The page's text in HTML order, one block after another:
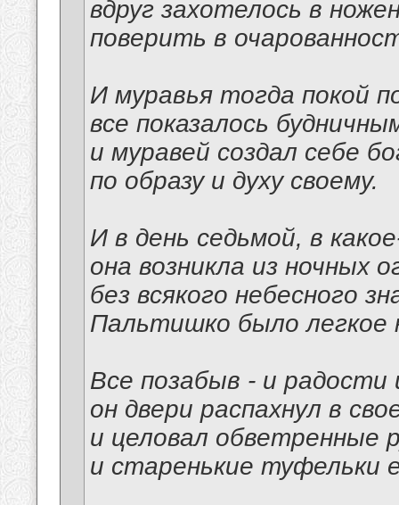
вдруг захотелось в
поверить в
И муравья тогда покой
все показалось
и муравей создал себе
по образу и духу своему.
И в день седьмой, в
она возникла из ночных
без всякого небесного
Пальтишко было легкое
Все позабыв - и радости
он двери распахнул в
и целовал обветренные
и старенькие туфельки